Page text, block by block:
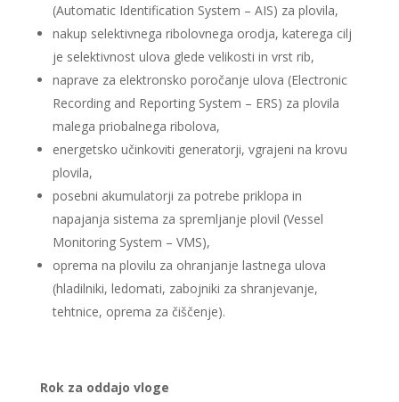
(Automatic Identification System – AIS) za plovila,
nakup selektivnega ribolovnega orodja, katerega cilj
je selektivnost ulova glede velikosti in vrst rib,
naprave za elektronsko poročanje ulova (Electronic
Recording and Reporting System – ERS) za plovila
malega priobalnega ribolova,
energetsko učinkoviti generatorji, vgrajeni na krovu
plovila,
posebni akumulatorji za potrebe priklopa in
napajanja sistema za spremljanje plovil (Vessel
Monitoring System – VMS),
oprema na plovilu za ohranjanje lastnega ulova
(hladilniki, ledomati, zabojniki za shranjevanje,
tehtnice, oprema za čiščenje).
Rok za oddajo vloge